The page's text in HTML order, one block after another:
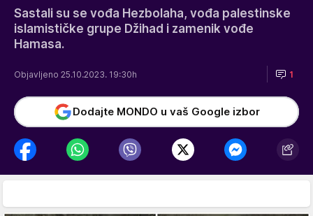
Sastali su se vođa Hezbolaha, vođa palestinske
islamističke grupe Džihad i zamenik vođe
Hamasa.
Objavljeno 25.10.2023. 19:30h 1
Dodajte MONDO u vaš Google izbor